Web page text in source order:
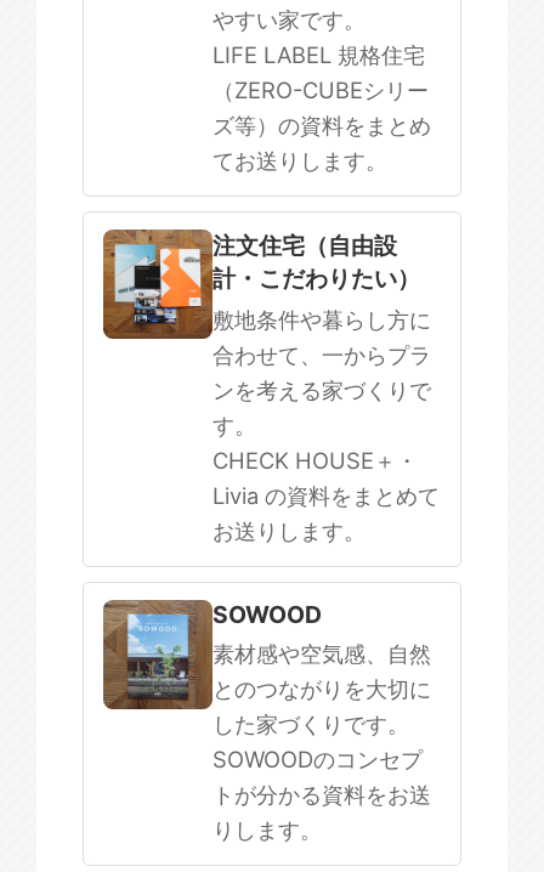
やすい家です。
LIFE LABEL 規格住宅
（ZERO-CUBEシリー
ズ等）の資料をまとめ
てお送りします。
注文住宅（自由設
計・こだわりたい）
敷地条件や暮らし方に
合わせて、一からプラ
ンを考える家づくりで
す。
CHECK HOUSE＋・
Livia の資料をまとめて
お送りします。
SOWOOD
素材感や空気感、自然
とのつながりを大切に
した家づくりです。
SOWOODのコンセプ
トが分かる資料をお送
りします。